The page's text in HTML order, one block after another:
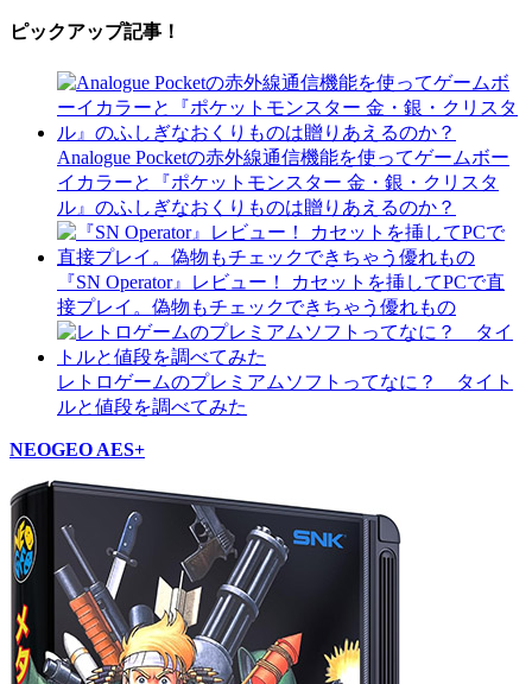
ピックアップ記事！
Analogue Pocketの赤外線通信機能を使ってゲームボー
イカラーと『ポケットモンスター 金・銀・クリスタ
ル』のふしぎなおくりものは贈りあえるのか？
『SN Operator』レビュー！ カセットを挿してPCで直
接プレイ。偽物もチェックできちゃう優れもの
レトロゲームのプレミアムソフトってなに？ タイト
ルと値段を調べてみた
NEOGEO AES+